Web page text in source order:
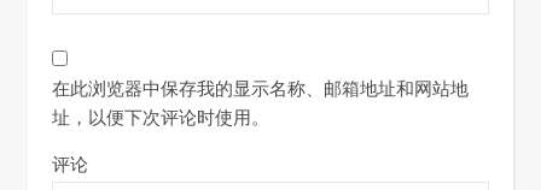
在此浏览器中保存我的显示名称、邮箱地址和网站地
址，以便下次评论时使用。
评论